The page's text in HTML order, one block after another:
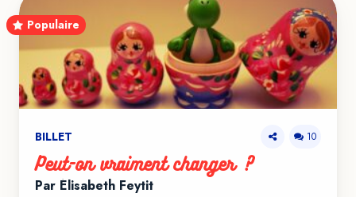
BILLET 10
Peut-on vraiment changer ?
Par Élisabeth Feytit
Populaire